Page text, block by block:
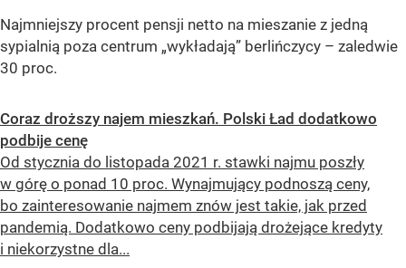
Najmniejszy procent pensji netto na mieszanie z jedną
sypialnią poza centrum „wykładają” berlińczycy – zaledwie
30 proc.
Coraz droższy najem mieszkań. Polski Ład dodatkowo
podbije cenę
Od stycznia do listopada 2021 r. stawki najmu poszły
w górę o ponad 10 proc. Wynajmujący podnoszą ceny,
bo zainteresowanie najmem znów jest takie, jak przed
pandemią. Dodatkowo ceny podbijają drożejące kredyty
i niekorzystne dla...